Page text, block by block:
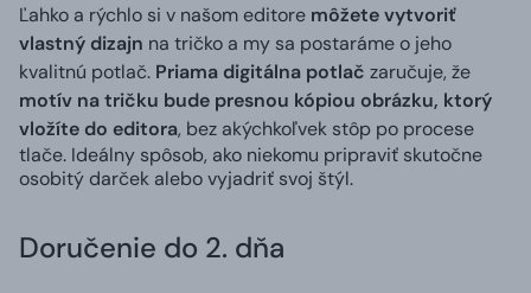
Ľahko a rýchlo si v našom editore môžete vytvoriť
vlastný dizajn na tričko a my sa postaráme o jeho
kvalitnú potlač. Priama digitálna potlač zaručuje, že
motív na tričku bude presnou kópiou obrázku, ktorý
vložíte do editora, bez akýchkoľvek stôp po procese
tlače. Ideálny spôsob, ako niekomu pripraviť skutočne
osobitý darček alebo vyjadriť svoj štýl.
Doručenie do 2. dňa